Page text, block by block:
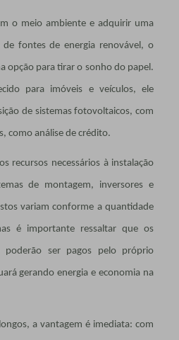
o meio ambiente e adquirir uma
de fontes de energia renovável, o
opção para tirar o sonho do papel.
para imóveis e veículos, ele
de sistemas fotovoltaicos, com
como análise de crédito.
recursos necessários à instalação
de montagem, inversores e
variam conforme a quantidade
é importante ressaltar que os
poderão ser pagos pelo próprio
gerando energia e economia na
a vantagem é imediata: com